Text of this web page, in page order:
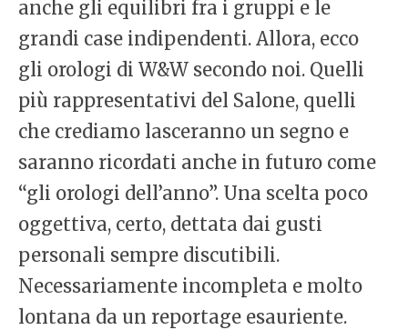
anche gli equilibri fra i gruppi e le
grandi case indipendenti. Allora, ecco
gli orologi di W&W secondo noi. Quelli
più rappresentativi del Salone, quelli
che crediamo lasceranno un segno e
saranno ricordati anche in futuro come
“gli orologi dell’anno”. Una scelta poco
oggettiva, certo, dettata dai gusti
personali sempre discutibili.
Necessariamente incompleta e molto
lontana da un reportage esauriente.